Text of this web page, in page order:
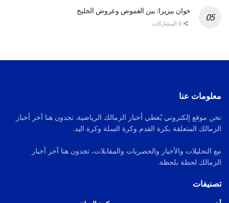
خوان بيزيرا: بين الغموض وعروض الخليج
معلومات عنا
نحن موقع إلكتروني يُغطي أخبار الزمالك الرياضية. تجدون هنا آخر أخبار
الزمالك المتعلقة بكرة القدم وكرة السلة وكرة اليد.
مع التحليلات والأخبار والحصريات والمقابلات، تجدون هنا آخر أخبار
الزمالك لحظة بلحظة.
تصنيفات